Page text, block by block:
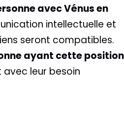
avec Vénus en
intellectuelle et
seront compatibles.
ayant cette position
leur besoin